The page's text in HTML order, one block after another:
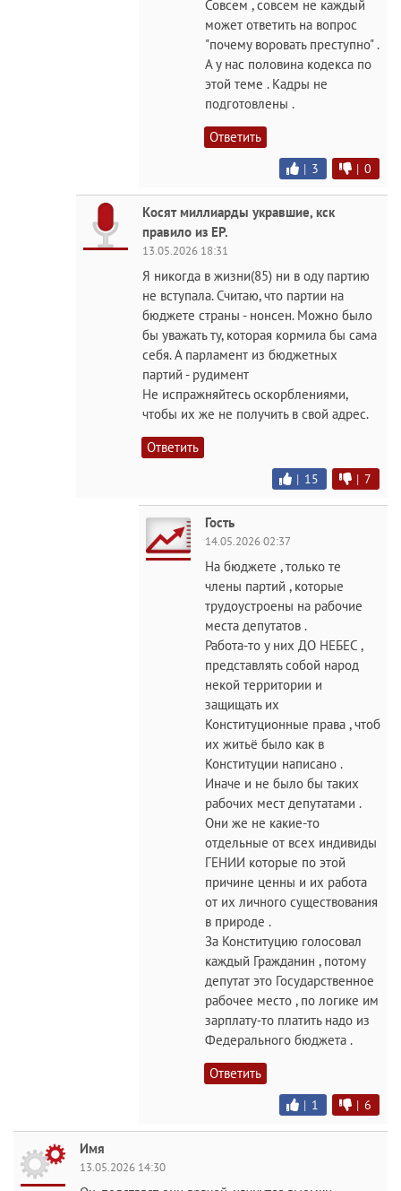
Совсем , совсем не каждый
может ответить на вопрос
"почему воровать преступно" .
А у нас половина кодекса по
этой теме . Кадры не
подготовлены .
Ответить
| 3 | 0
Косят миллиарды укравшие, кск
правило из ЕР.
13.05.2026 18:31
Я никогда в жизни(85) ни в оду партию
не вступала. Считаю, что партии на
бюджете страны - нонсен. Можно было
бы уважать ту, которая кормила бы сама
себя. А парламент из бюджетных
партий - рудимент
Не испражняйтесь оскорблениями,
чтобы их же не получить в свой адрес.
Ответить
| 15 | 7
Гость
14.05.2026 02:37
На бюджете , только те
члены партий , которые
трудоустроены на рабочие
места депутатов .
Работа-то у них ДО НЕБЕС ,
представлять собой народ
некой территории и
защищать их
Конституционные права , чтоб
их житьё было как в
Конституции написано .
Иначе и не было бы таких
рабочих мест депутатами .
Они же не какие-то
отдельные от всех индивиды
ГЕНИИ которые по этой
причине ценны и их работа
от их личного существования
в природе .
За Конституцию голосовал
каждый Гражданин , потому
депутат это Государственное
рабочее место , по логике им
зарплату-то платить надо из
Федерального бюджета .
Ответить
| 1 | 6
Имя
13.05.2026 14:30